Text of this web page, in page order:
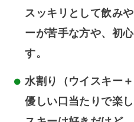
スッキリとして飲み
ーが苦手な方や、初
す。
水割り（ウイスキー＋
優しい口当たりで楽